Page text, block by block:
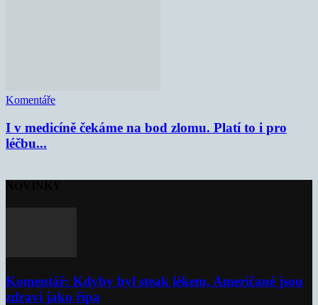
Komentáře
I v medicíně čekáme na bod zlomu. Platí to i pro
léčbu...
Komentář: Kdyby byl steak lékem, Američané jsou
zdraví jako řípa